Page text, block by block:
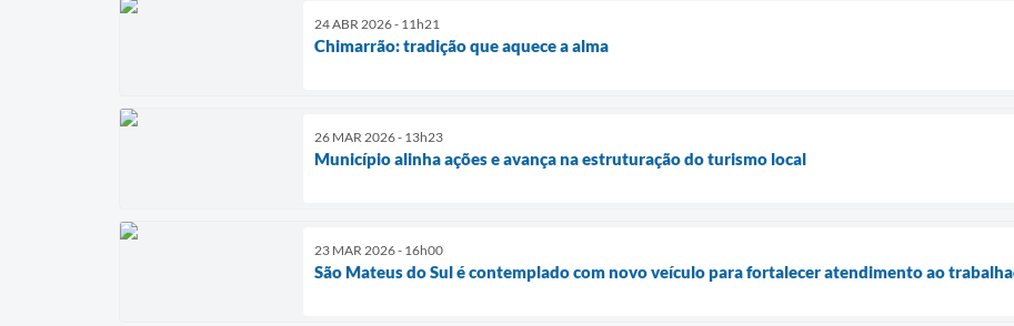
24 ABR 2026 - 11h21
Chimarrão: tradição que aquece a alma
26 MAR 2026 - 13h23
Município alinha ações e avança na estruturação do turismo local
23 MAR 2026 - 16h00
São Mateus do Sul é contemplado com novo veículo para fortalecer atendimento ao